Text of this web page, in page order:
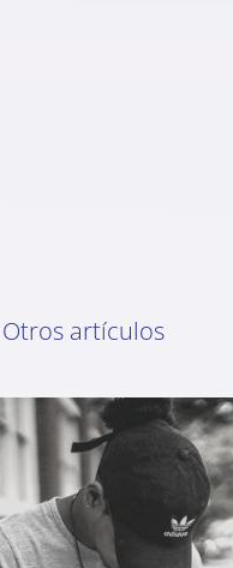
Otros artículos